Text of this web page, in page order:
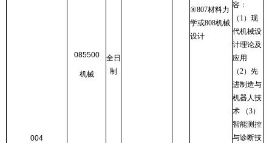
004
085500
机械
全日
制
④807材料力
学或808机械
设计
容：
（ 1）现
代机械设
计理论及
应用
（2）先
进制造与
机器人技
术 （3）
智能测控
与诊断技